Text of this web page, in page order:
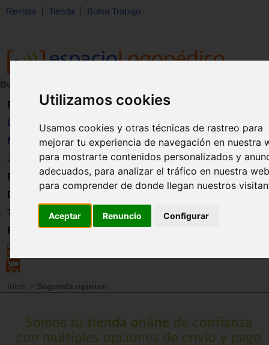
Utilizamos cookies
Usamos cookies y otras técnicas de rastreo para
mejorar tu experiencia de navegación en nuestra
para mostrarte contenidos personalizados y
adecuados, para analizar el tráfico en nuestra
para comprender de donde llegan nuestros
Aceptar Renuncio Configurar
Revista Tienda Bolsa Trabajo
Buscar:
Revista
Libros
Material
Juguetes
Formación
Directorio
Trabajo
Registro
Inicio > Segunda opinion